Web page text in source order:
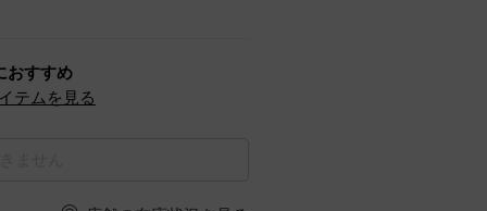
おすすめ
テムを見る